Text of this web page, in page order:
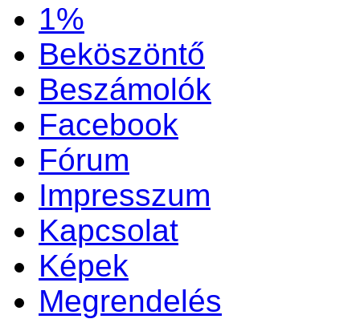
1%
Beköszöntő
Beszámolók
Facebook
Fórum
Impresszum
Kapcsolat
Képek
Megrendelés